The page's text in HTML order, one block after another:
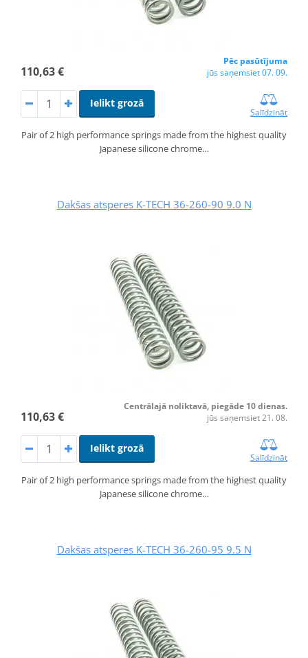
110,63 €
Pēc pasūtījuma
jūs saņemsiet 07. 09.
Ielikt grozā
Salīdzināt
Pair of 2 high performance springs made from the highest quality
Japanese silicone chrome…
Dakšas atsperes K-TECH 36-260-90 9.0 N
110,63 €
Centrālajā noliktavā, piegāde 10 dienas.
jūs saņemsiet 21. 08.
Ielikt grozā
Salīdzināt
Pair of 2 high performance springs made from the highest quality
Japanese silicone chrome…
Dakšas atsperes K-TECH 36-260-95 9.5 N